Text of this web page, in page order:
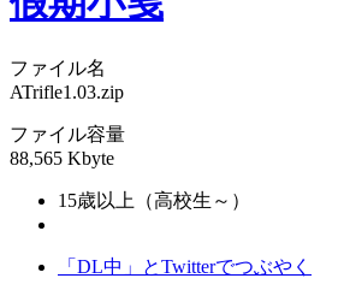
ファイル名
ATrifle1.03.zip
ファイル容量
88,565 Kbyte
15歳以上（高校生～）
「DL中」とTwitterでつぶやく